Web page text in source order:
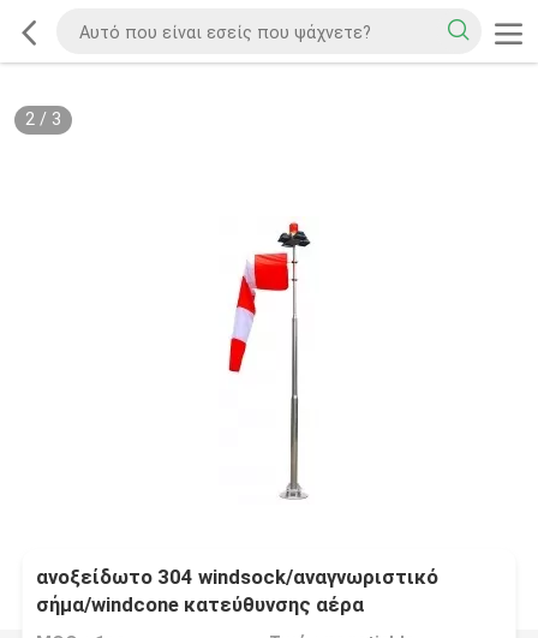
2/ 3
ανοξείδωτο 304 windsock/αναγνωριστικό
σήμα/windcone κατεύθυνσης αέρα